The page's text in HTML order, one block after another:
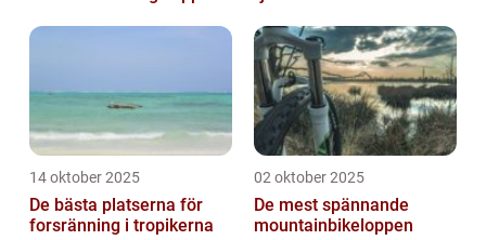
14 oktober 2025
De bästa platserna för
forsränning i tropikerna
02 oktober 2025
De mest spännande
mountainbikeloppen